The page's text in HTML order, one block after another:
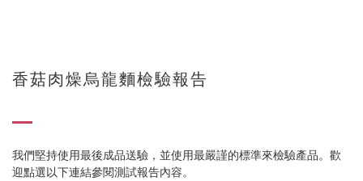
香菇肉燥烏龍麵檢驗報告
我們堅持使用最後成品送驗，並使用最嚴謹的標準來檢驗產品。歡
迎點選以下連結參閱測試報告內容。